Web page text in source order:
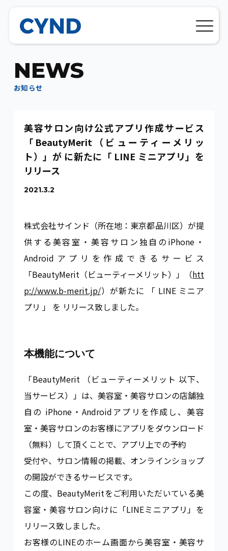
NEWS
お知 らせ
美容サロン向け公式アプリ作成サービス
「BeautyMerit（ビューティーメリッ
ト）」が に新たに「 LINE ミニアプリ」を
リリース
2021.3.2
株式会社サインド（所在地：東京都品川区）が提
供する美容室・美容サロン独自のiPhone・
Androidアプリを作成できるサービス
「BeautyMerit（ビューティーメリット）」（htt
p://www.b-merit.jp/）が新たに 「 LINE ミニア
プリ 」 を リリース致しました。
本機能について
「BeautyMerit （ビューティーメリット 以下、
当サービス）」は、美容室・美容サロンの店舗独
自の iPhone・Androidアプリを作成し、美容
室・美容サロンのお客様にアプリをダウンロード
（無料）して頂くことで、アプリ上での予約
受付や、サロン情報の掲載、オンラインショップ
の開設ができるサービスです。
この度、BeautyMeritをご利用いただいている美
容室・美容サロン向けに「LINEミニアプリ」を
リリース致しました。
お客様のLINEのホーム画面から美容室・美容サ